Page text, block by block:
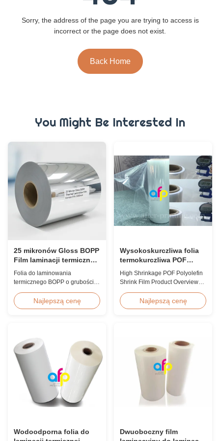
Sorry, the address of the page you are trying to access is
incorrect or the page does not exist.
Back Home
You Might Be Interested In
25 mikronów Gloss BOPP
Film laminacji termicznej
koreańska EVA 2200mm
Folia do laminowania
termicznego BOPP o grubości
klejem EVA, maksymalna
szerokość 2200 mm, wysoka
krystalicznie czystą
przezroczystością.
Najlepszą cenę
Wysokoskurczliwa folia
termokurczliwa POF
poliolefinowa 12,5
mikrona 15 mikronów 19
High Shrinkage POF Polyolefin
Shrink Film Product Overview
Polyolefin Shrink Film available
in 12.5micron, 15micron,
Polyolefin POF Heat Shrink
Wrap Film Material: PP + PE
Shrinkage Ratio: Over 60% ...
Najlepszą cenę
Wodoodporna folia do
Dwuoboczny film